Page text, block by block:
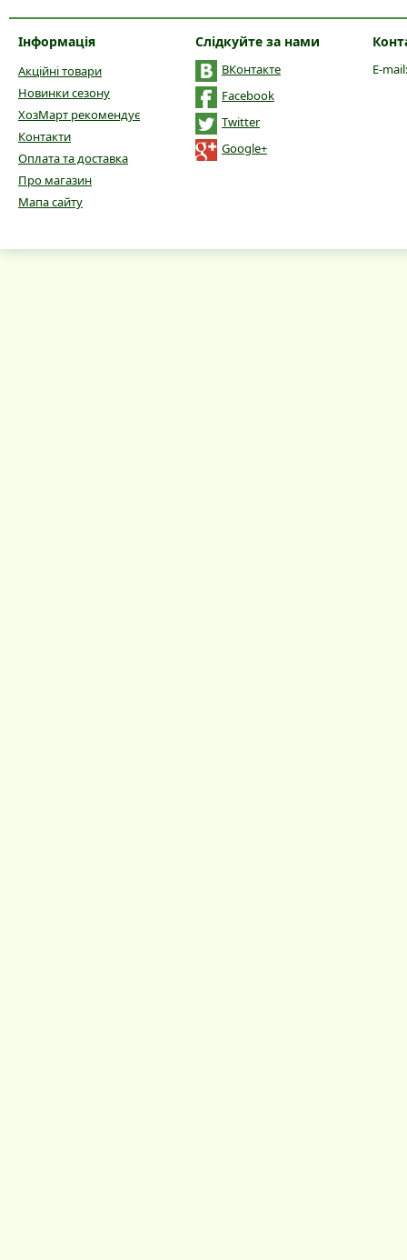
Інформація
Акційні товари
Новинки сезону
ХозМарт рекомендує
Контакти
Оплата та доставка
Про магазин
Мапа сайту
Слідкуйте за нами
ВКонтакте
Facebook
Twitter
Google+
E-